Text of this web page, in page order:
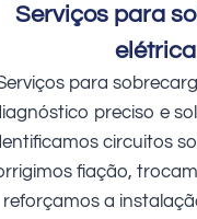
Serviços para
elétrica
para
preciso e
circuitos
fiação,
reforçamos a